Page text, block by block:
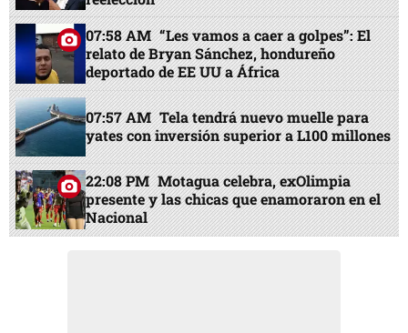
07:58 AM “Les vamos a caer a golpes”: El
relato de Bryan Sánchez, hondureño
deportado de EE UU a África
07:57 AM Tela tendrá nuevo muelle para
yates con inversión superior a L100 millones
22:08 PM Motagua celebra, exOlimpia
presente y las chicas que enamoraron en el
Nacional